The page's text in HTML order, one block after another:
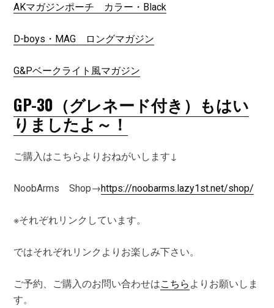
AKマガジンポーチ カラー・Black
D-boys・MAG ロングマガジン
G&Pベークライト風マガジン
GP-30（グレネード付き）もはい
りましたよ～！
ご購入はこちらよりおねがいします↓
NoobArms Shop→https://noobarms.lazy1st.net/shop/
※それぞれリンクしています。
ではそれぞれリンクよりお楽しみ下さい。
ご予約、ご購入のお問い合わせはこちら よりお願いしま
す。